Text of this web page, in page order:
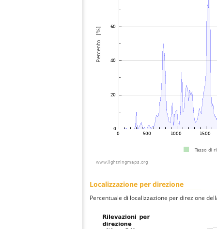
Localizzazione per direzione
Percentuale di localizzazione per direzione